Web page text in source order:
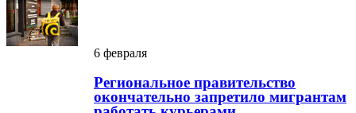
6 февраля
Региональное правительство
окончательно запретило мигрантам